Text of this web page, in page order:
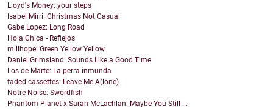
Lloyd's Money: your steps
Isabel Mirri: Christmas Not Casual
Gabe Lopez: Long Road
Hola Chica - Reflejos
millhope: Green Yellow Yellow
Daniel Grimsland: Sounds Like a Good Time
Los de Marte: La perra inmunda
faded cassettes: Leave Me A(lone)
Notre Noise: Swordfish
Phantom Planet x Sarah McLachlan: Maybe You Still ...